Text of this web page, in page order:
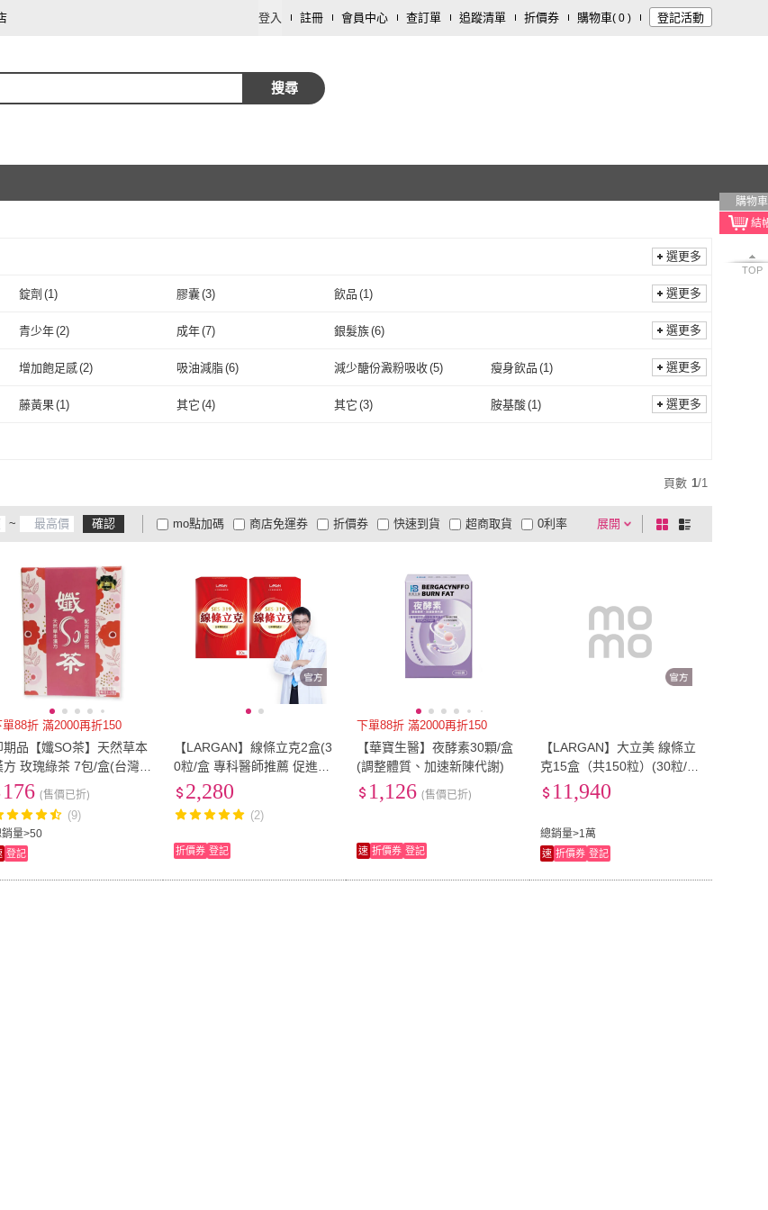
登入 註冊 會員中心 查訂單 追蹤清單 折價券 購物車( 0 ) 登記活動
搜尋
購物車
TOP
選更多
錠劑 (1) 膠囊(3) 飲品 (1)
錠劑
選更多
青少年(2) 成年(7) 銀髮族(6)
青少年( 成年 銀髮族(6)
選更多
增加飽足感(2) 吸油減脂(6) 減少醣份澱粉吸收(5) 瘦身飲品 (1)
增加飽足感 )
取消 選更多
藤黃果(1) 其它 (4) 其它 (3) 胺基酸(1) 選更多
頁數 1/1
~ 確認 展開
折價券
有影片
商品有量 電視購物
mo點加碼 快速到貨 超商取貨
大家電安心配
大家電快配
商店免運券 0利率
及以上 3 及以上 1 及以上
棋
盤
列
單88折 滿2000再折150
期品【孅SO茶】天然草本
方 玫瑰綠茶 7包/盒(台灣製
舒緩餐後飽脹感)
量>50
176 (售價已折)
(9)
登記
【LARGAN】線條立克2盒(3
0粒/盒 專科醫師推薦 促進代
謝)2,280
(2)
折價券 登記
下單88折 滿2000再折150
【華寶生醫】夜酵素30顆/盒
(調整體質、加速新陳代謝)
1,126 (售價已折)
速 折價券 登記
【LARGAN】大立美 線條立
克15盒（共150粒）(30粒/盒
專科醫師&營養師推薦)
總銷量>1萬
11,940
速 折價券 登記